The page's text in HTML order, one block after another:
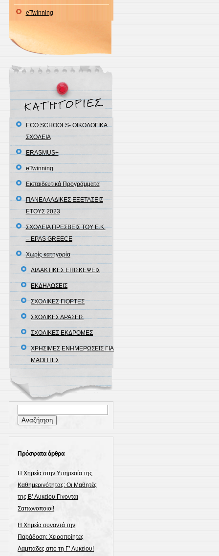
eTwinning
ECO SCHOOLS- ΟΙΚΟΛΟΓΙΚΑ
ΣΧΟΛΕΙΑ
ERASMUS+
eTwinning
Εκπαιδευτικά Προγράμματα
ΠΑΝΕΛΛΑΔΙΚΕΣ ΕΞΕΤΑΣΕΙΣ
ΕΤΟΥΣ 2023
ΣΧΟΛΕΙΑ ΠΡΕΣΒΕΙΣ ΤΟΥ Ε.Κ.
– EPAS GREECE
Χωρίς κατηγορία
ΔΙΔΑΚΤΙΚΕΣ ΕΠΙΣΚΕΨΕΙΣ
ΕΚΔΗΛΩΣΕΙΣ
ΣΧΟΛΙΚΕΣ ΓΙΟΡΤΕΣ
ΣΧΟΛΙΚΕΣ ΔΡΑΣΕΙΣ
ΣΧΟΛΙΚΕΣ ΕΚΔΡΟΜΕΣ
ΧΡΗΣΙΜΕΣ ΕΝΗΜΕΡΩΣΕΙΣ ΓΙΑ
ΜΑΘΗΤΕΣ
για:
Πρόσφατα άρθρα
Η Χημεία στην Υπηρεσία της
Καθημερινότητας: Οι Μαθητές
της Β’ Λυκείου Γίνονται
Σαπωνοποιοί!
Η Χημεία συναντά την
Παράδοση: Χειροποίητες
Λαμπάδες από τη Γ’ Λυκείου!